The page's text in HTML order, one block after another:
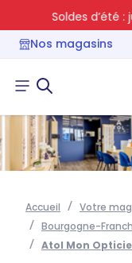
Soldes d’été :
Nos magasins
Accueil
Votre
Bourgogne-
Atol Mon